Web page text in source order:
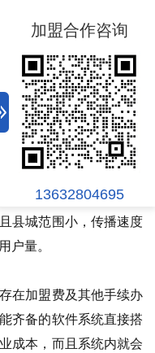
加盟合作咨询
13632804695
跑腿系统服务的需求也
数还是以中年轻人为
宅”或者就是时间安排
腿系统平台就可以解决
台的影响很小，所有本
县城范围小，传播速度
户量。
在加盟费及其他手续办
齐备的软件系统直接搭
成本，而且系统内就会